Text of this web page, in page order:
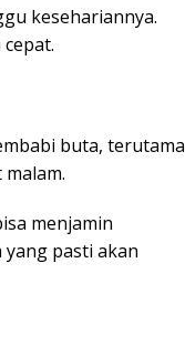
kesehariannya.
buta, terutama
menjamin
pasti akan